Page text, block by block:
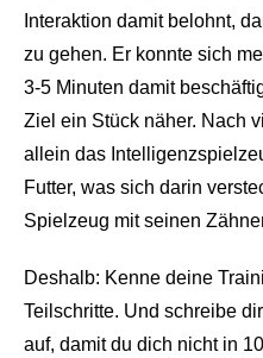
Interaktion damit belohnt,
zu gehen. Er konnte sich
3-5 Minuten damit
Ziel ein Stück näher. Nach
allein das
Futter, was sich darin
Spielzeug mit seinen
Deshalb: Kenne deine
Teilschritte. Und schreibe
auf, damit du dich nicht in